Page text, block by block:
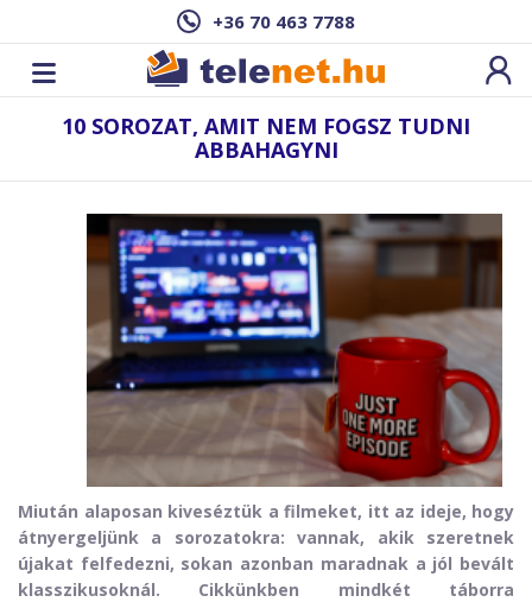
+36 70 463 7788
10 SOROZAT, AMIT NEM FOGSZ TUDNI
ABBAHAGYNI
Miután alaposan kiveséztük a filmeket, itt az ideje, hogy
átnyergeljünk a sorozatokra: vannak, akik szeretnek
újakat felfedezni, sokan azonban maradnak a jól bevált
klasszikusoknál. Cikkünkben mindkét táborra